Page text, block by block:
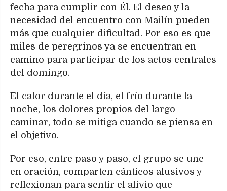
fecha para cumplir con Él. El deseo y la
necesidad del encuentro con Mailín pueden
más que cualquier dificultad. Por eso es que
miles de peregrinos ya se encuentran en
camino para participar de los actos centrales
del domingo.
El calor durante el día, el frío durante la
noche, los dolores propios del largo
caminar, todo se mitiga cuando se piensa en
el objetivo.
Por eso, entre paso y paso, el grupo se une
en oración, comparten cánticos alusivos y
reflexionan para sentir el alivio que